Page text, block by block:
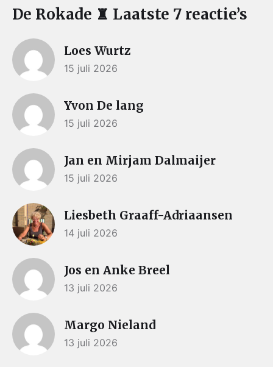
De Rokade ♜ Laatste 7 reactie’s
Loes Wurtz
15 juli 2026
Yvon De lang
15 juli 2026
Jan en Mirjam Dalmaijer
15 juli 2026
Liesbeth Graaff-Adriaansen
14 juli 2026
Jos en Anke Breel
13 juli 2026
Margo Nieland
13 juli 2026